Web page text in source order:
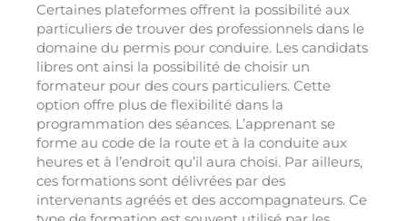
Certaines plateformes offrent la possibilité aux
particuliers de trouver des professionnels dans le
domaine du permis pour conduire. Les candidats
libres ont ainsi la possibilité de choisir un
formateur pour des cours particuliers. Cette
option offre plus de flexibilité dans la
programmation des séances. L’apprenant se
forme au code de la route et à la conduite aux
heures et à l’endroit qu’il aura choisi. Par ailleurs,
ces formations sont délivrées par des
intervenants agréés et des accompagnateurs. Ce